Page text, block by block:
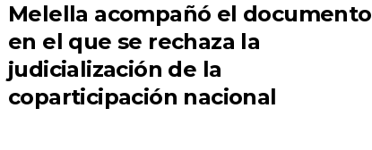
Melella acompañó el documento
en el que se rechaza la
judicialización de la
coparticipación nacional